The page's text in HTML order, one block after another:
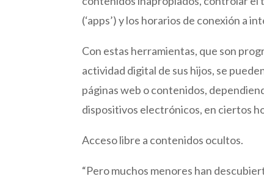
(‘apps’) y los horarios de conexión a
Con estas herramientas, que son
actividad digital de sus hijos, se
páginas web o contenidos,
dispositivos electrónicos, en ciertos
Acceso libre a contenidos ocultos.
“Pero muchos menores han